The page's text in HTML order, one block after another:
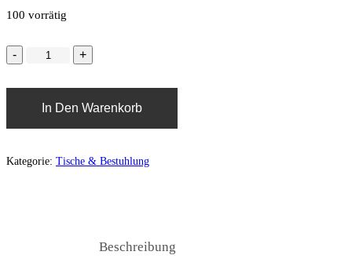
100 vorrätig
In Den Warenkorb
Kategorie: Tische & Bestuhlung
Beschreibung